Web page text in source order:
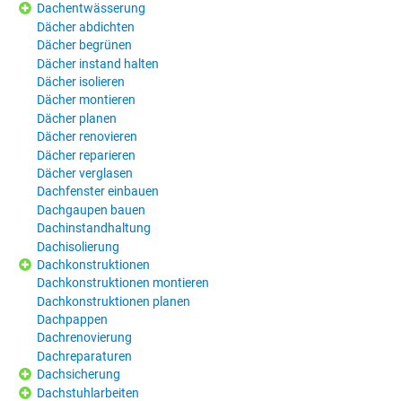
Dachentwässerung
Dächer abdichten
Dächer begrünen
Dächer instand halten
Dächer isolieren
Dächer montieren
Dächer planen
Dächer renovieren
Dächer reparieren
Dächer verglasen
Dachfenster einbauen
Dachgaupen bauen
Dachinstandhaltung
Dachisolierung
Dachkonstruktionen
Dachkonstruktionen montieren
Dachkonstruktionen planen
Dachpappen
Dachrenovierung
Dachreparaturen
Dachsicherung
Dachstuhlarbeiten